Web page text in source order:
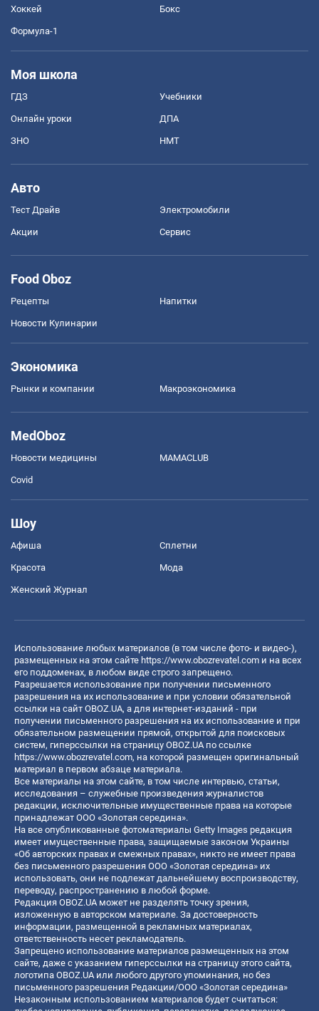
Хоккей Бокс
Формула-1
Моя школа
ГДЗ Учебники
Онлайн уроки ДПА
ЗНО НМТ
Авто
Тест Драйв Электромобили
Акции Сервис
Food Oboz
Рецепты Напитки
Новости Кулинарии
Экономика
Рынки и компании Mакроэкономика
MedOboz
Новости медицины MAMACLUB
Covid
Шоу
Афиша Сплетни
Красота Мода
Женский Журнал
Использование любых материалов (в том числе фото- и видео-),
размещенных на этом сайте https://www.obozrevatel.com и на всех
его поддоменах, в любом виде строго запрещено.
Разрешается использование при получении письменного
разрешения на их использование и при условии обязательной
ссылки на сайт OBOZ.UA, а для интернет-изданий - при
получении письменного разрешения на их использование и при
обязательном размещении прямой, открытой для поисковых
систем, гиперссылки на страницу OBOZ.UA по ссылке
https://www.obozrevatel.com, на которой размещен оригинальный
материал в первом абзаце материала.
Все материалы на этом сайте, в том числе интервью, статьи,
исследования – служебные произведения журналистов
редакции, исключительные имущественные права на которые
принадлежат ООО «Золотая середина».
На все опубликованные фотоматериалы Getty Images редакция
имеет имущественные права, защищаемые законом Украины
«Об авторских правах и смежных правах», никто не имеет права
без письменного разрешения ООО «Золотая середина» их
использовать, они не подлежат дальнейшему воспроизводству,
переводу, распространению в любой форме.
Редакция OBOZ.UA может не разделять точку зрения,
изложенную в авторском материале. За достоверность
информации, размещенной в рекламных материалах,
ответственность несет рекламодатель.
Запрещено использование материалов размещенных на этом
сайте, даже с указанием гиперссылки на страницу этого сайта,
логотипа OBOZ.UA или любого другого упоминания, но без
письменного разрешения Редакции/ООО «Золотая середина»
Незаконным использованием материалов будет считаться: